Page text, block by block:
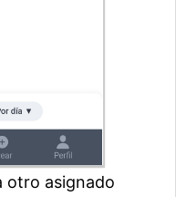
otro asignado